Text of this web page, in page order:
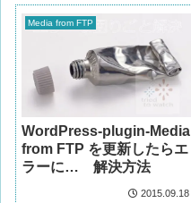
Media from FTP
WordPress-plugin-Media
from FTP を更新したらエ
ラーに… 解決方法
2015.09.18